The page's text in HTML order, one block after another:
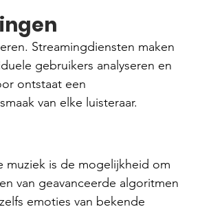
Streamingdiensten maken
gebruikers analyseren en
ontstaat een
van elke luisteraar.
muziek is de mogelijkheid om
van geavanceerde algoritmen
emoties van bekende